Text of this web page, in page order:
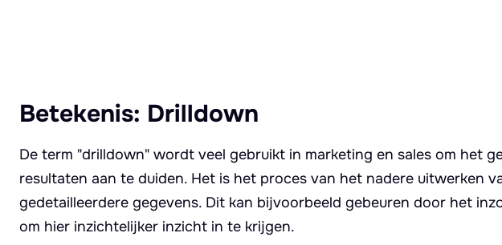
Betekenis: Drilldown
De term "drilldown" wordt veel gebruikt in marketing en sales om het
resultaten aan te duiden. Het is het proces van het nadere uitwerken
gedetailleerdere gegevens. Dit kan bijvoorbeeld gebeuren door het
om hier inzichtelijker inzicht in te krijgen.